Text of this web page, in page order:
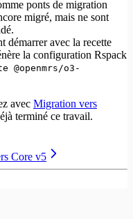
ponts de migration
migré, mais ne sont
démarrer avec la recette
la configuration Rspack
@openmrs/o3-
avec Migration vers
terminé ce travail.
Core v5